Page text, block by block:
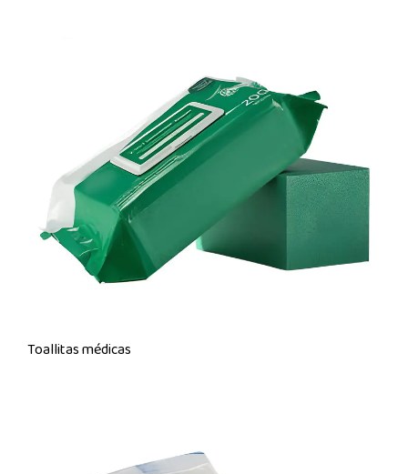
Toallitas médicas